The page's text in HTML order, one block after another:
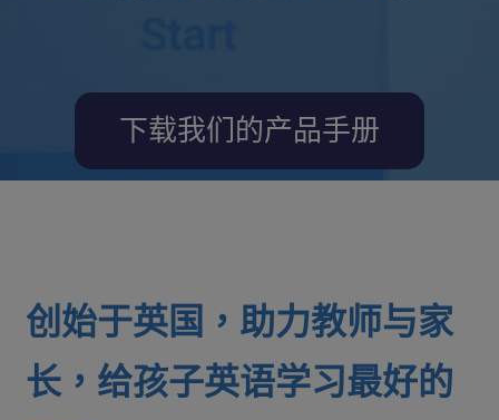
下载我们的产品手册
创始于英国，助力教师与家
长，给孩子英语学习最好的